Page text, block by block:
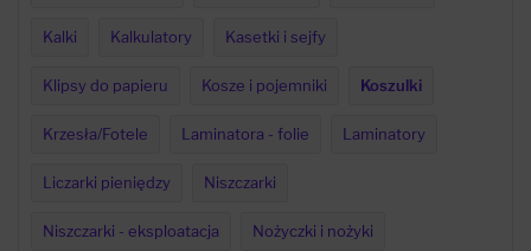
Kalki Kalkulatory Kasetki i sejfy
Klipsy do papieru Kosze i pojemniki Koszulki
Krzesła/Fotele Laminatora - folie Laminatory
Liczarki pieniędzy Niszczarki
Niszczarki - eksploatacja Nożyczki i nożyki